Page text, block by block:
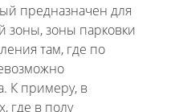
предназначен для
зоны, зоны парковки
там, где по
К примеру, в
где в полу